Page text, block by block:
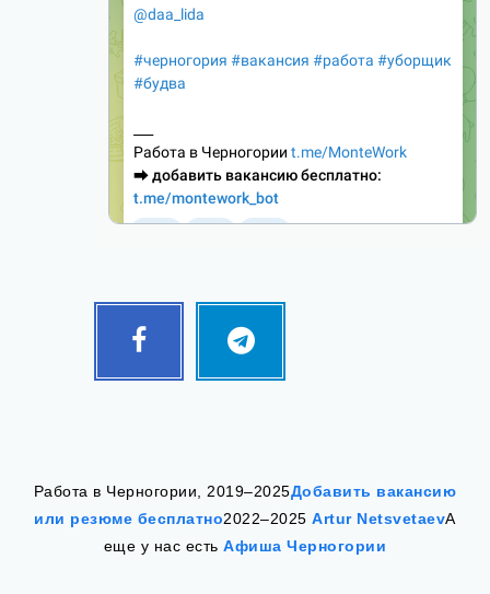
Facebook Telegram
Follow
Работа в Черногории, 2019–2025Добавить вакансию
или резюме бесплатно2022–2025Artur NetsvetaevА
еще у нас естьАфиша Черногории